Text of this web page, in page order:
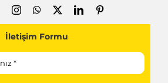
İletişim Formu